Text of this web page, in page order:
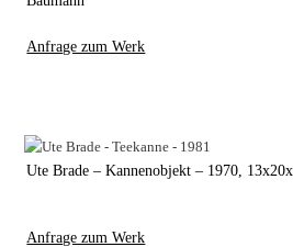
Anfrage zum Werk
Ute Brade – Kannenobjekt – 1970,
Anfrage zum Werk